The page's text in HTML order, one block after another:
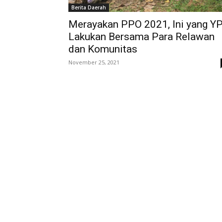
Berita Daerah
Merayakan PPO 2021, Ini yang
Lakukan Bersama Para Relawan
dan Komunitas
November 25, 2021